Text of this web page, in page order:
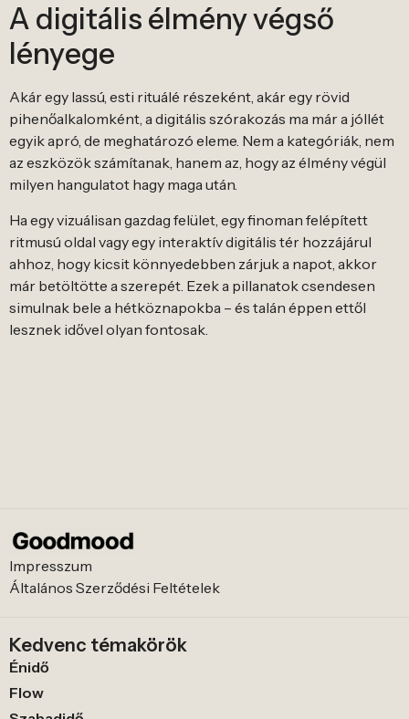
A digitális élmény végső
lényege
Akár egy lassú, esti rituálé részeként, akár egy rövid
pihenőalkalomként, a digitális szórakozás ma már a jóllét
egyik apró, de meghatározó eleme. Nem a kategóriák, nem
az eszközök számítanak, hanem az, hogy az élmény végül
milyen hangulatot hagy maga után.
Ha egy vizuálisan gazdag felület, egy finoman felépített
ritmusú oldal vagy egy interaktív digitális tér hozzájárul
ahhoz, hogy kicsit könnyedebben zárjuk a napot, akkor
már betöltötte a szerepét. Ezek a pillanatok csendesen
simulnak bele a hétköznapokba – és talán éppen ettől
lesznek idővel olyan fontosak.
Impresszum
Általános Szerződési Feltételek
Kedvenc témakörök
Énidő
Flow